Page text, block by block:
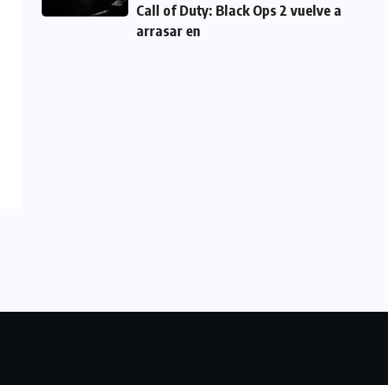
Call of Duty: Black Ops 2 vuelve a
arrasar en